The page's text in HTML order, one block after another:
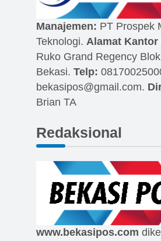
Manajemen: PT Prospek
Teknologi. Alamat Kantor
Ruko Grand Regency
Bekasi. Telp:
bekasipos@gmail.com.
Brian TA
Redaksional
www.bekasipos.com